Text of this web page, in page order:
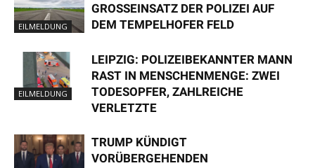
EILMELDUNG
GROSSEINSATZ DER POLIZEI AUF D
EM TEMPELHOFER FELD
EILMELDUNG
LEIPZIG: POLIZEIBEKANNTER MANN
RAST IN MENSCHENMENGE: ZWEI
TODESOPFER, ZAHLREICHE
VERLETZTE
TRUMP KÜNDIGT
VORÜBERGEHENDEN